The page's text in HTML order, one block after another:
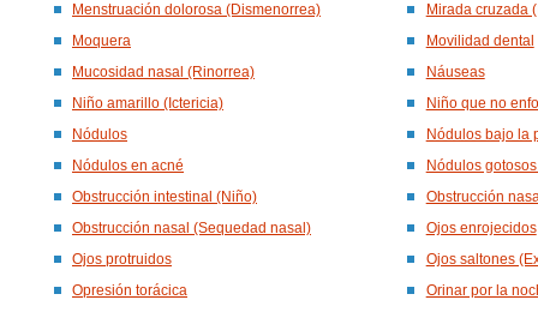
Menstruación dolorosa (Dismenorrea)
Mirada cruzada
Moquera
Movilidad dental
Mucosidad nasal (Rinorrea)
Náuseas
Niño amarillo (Ictericia)
Niño que no
Nódulos
Nódulos bajo la
Nódulos en acné
Nódulos
Obstrucción intestinal (Niño)
Obstrucción
Obstrucción nasal (Sequedad nasal)
Ojos enrojecidos
Ojos protruidos
Ojos saltones
Opresión torácica
Orinar por la